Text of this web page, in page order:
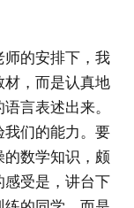
师的安排下，我
材，而是认真地
言表述出来。
我们的能力。要
的数学知识，颇
感受是，讲台下